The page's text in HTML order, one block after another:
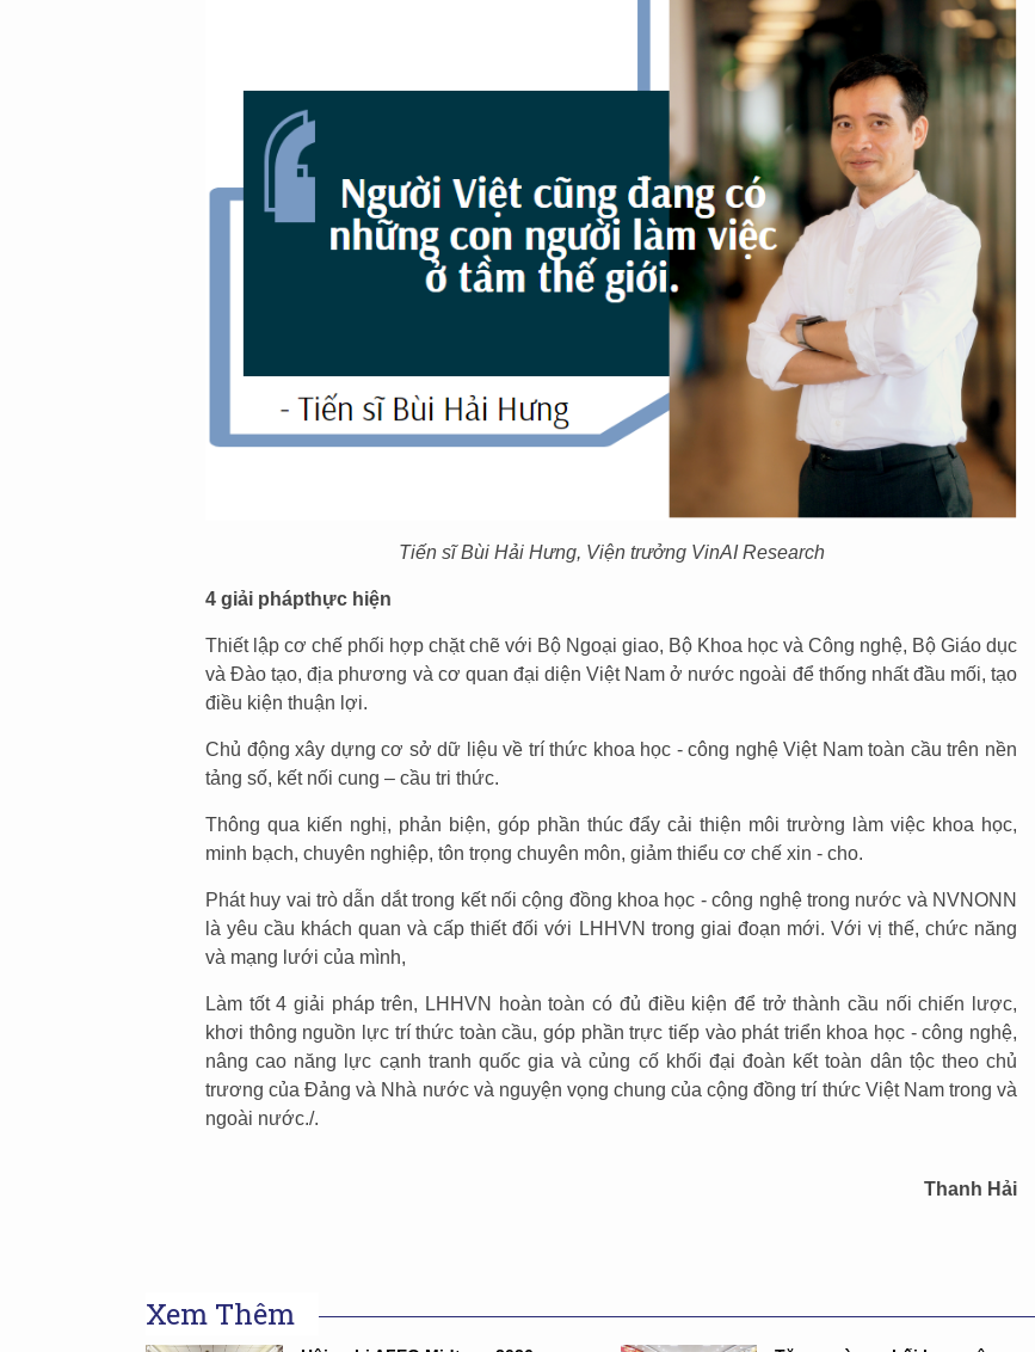
Tiến sĩ Bùi Hải Hưng, Viện trưởng VinAI Research
4 giải phápthực hiện
Thiết lập cơ chế phối hợp chặt chẽ với Bộ Ngoại giao, Bộ Khoa học và Công nghệ, Bộ Giáo dục
và Đào tạo, địa phương và cơ quan đại diện Việt Nam ở nước ngoài để thống nhất đầu mối, tạo
điều kiện thuận lợi.
Chủ động xây dựng cơ sở dữ liệu về trí thức khoa học - công nghệ Việt Nam toàn cầu trên nền
tảng số, kết nối cung – cầu tri thức.
Thông qua kiến nghị, phản biện, góp phần thúc đẩy cải thiện môi trường làm việc khoa học,
minh bạch, chuyên nghiệp, tôn trọng chuyên môn, giảm thiểu cơ chế xin - cho.
Phát huy vai trò dẫn dắt trong kết nối cộng đồng khoa học - công nghệ trong nước và NVNONN
là yêu cầu khách quan và cấp thiết đối với LHHVN trong giai đoạn mới. Với vị thế, chức năng
và mạng lưới của mình,
Làm tốt 4 giải pháp trên, LHHVN hoàn toàn có đủ điều kiện để trở thành cầu nối chiến lược,
khơi thông nguồn lực trí thức toàn cầu, góp phần trực tiếp vào phát triển khoa học - công nghệ,
nâng cao năng lực cạnh tranh quốc gia và củng cố khối đại đoàn kết toàn dân tộc theo chủ
trương của Đảng và Nhà nước và nguyện vọng chung của cộng đồng trí thức Việt Nam trong và
ngoài nước./.
Thanh Hải
Xem Thêm